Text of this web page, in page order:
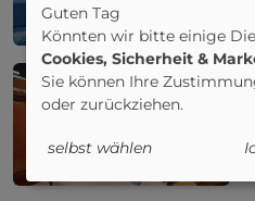
Guten Tag
Könnten wir bitte einige
Cookies, Sicherheit &
Sie können Ihre
oder zurückziehen.
selbst wählen